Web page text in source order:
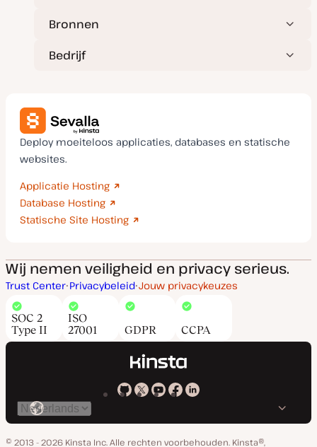
Bronnen
Bedrijf
Deploy moeiteloos applicaties, databases en statische
websites.
Applicatie Hosting
Database Hosting
Statische Site Hosting
Wij nemen veiligheid en privacy serieus.
Trust Center Privacybeleid Jouw privacykeuzes
SOC 2
Type II
ISO
27001
GDPR CCPA
Kinsta
GitHub
Kinsta
X
Kinsta
YouTube
Kinsta
Facebook
Kinsta
Linkedin
Selecteer
taal
© 2013 - 2026 Kinsta Inc. Alle rechten voorbehouden. Kinsta®,